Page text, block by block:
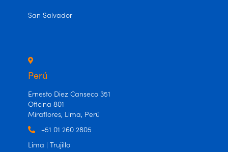
San Salvador
Perú
Ernesto Diez Canseco 351
Oficina 801
Miraflores, Lima, Perú
+51 01 260 2805
Lima | Trujillo